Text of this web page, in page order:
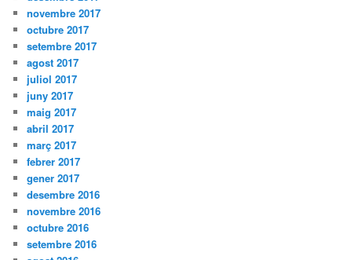
novembre 2017
octubre 2017
setembre 2017
agost 2017
juliol 2017
juny 2017
maig 2017
abril 2017
març 2017
febrer 2017
gener 2017
desembre 2016
novembre 2016
octubre 2016
setembre 2016